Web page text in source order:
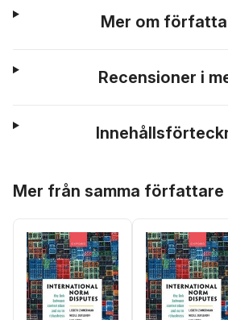
Mer om
Recensioner i
Mer från samma författare